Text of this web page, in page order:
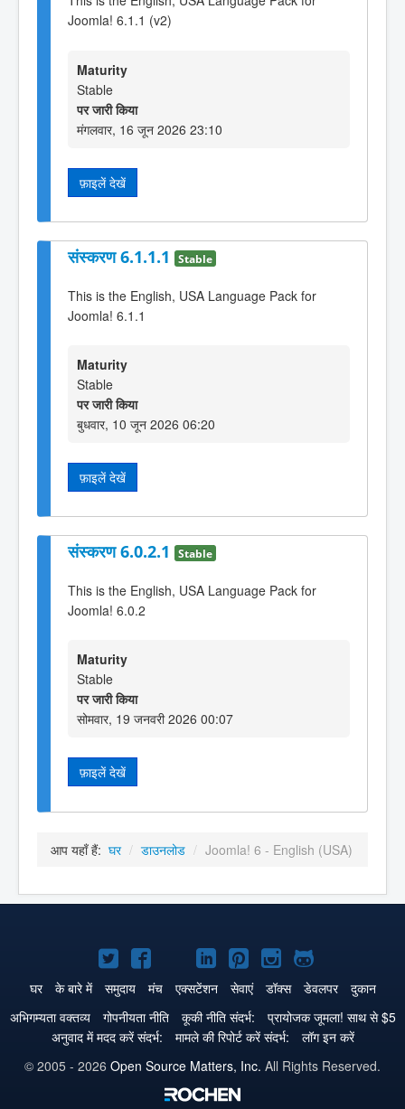
Joomla! 6.1.1 (v2)
Maturity
Stable
पर जारी किया
मंगलवार, 16 जून 2026 23:10
फ़ाइलें देखें
संस्करण 6.1.1.1 Stable
This is the English, USA Language Pack for
Joomla! 6.1.1
Maturity
Stable
पर जारी किया
बुधवार, 10 जून 2026 06:20
फ़ाइलें देखें
संस्करण 6.0.2.1 Stable
This is the English, USA Language Pack for
Joomla! 6.0.2
Maturity
Stable
पर जारी किया
सोमवार, 19 जनवरी 2026 00:07
फ़ाइलें देखें
आप यहाँ हैं: घर / डाउनलोड / Joomla! 6 - English (USA)
Joomla!
Twitter
पे
Joomla!
Facebook
पे
Joomla!
GitHub
Joomla!
LinkedIn
पे
Joomla!
Pinterest
पे
Joomla!
Instagram
पे
Joomla!
GitHub
पे
घर के बारे में समुदाय मंच एक्सटेंशन सेवाएं डॉक्स डेवलपर
दुकान
अभिगम्यता वक्तव्य
गोपनीयता नीति कूकी नीति संदर्भ:
प्रायोजक जूमला! साथ से $5
अनुवाद में मदद करें संदर्भ:
मामले की रिपोर्ट करें संदर्भ:
लॉग इन करें
© 2005 - 2026 Open Source Matters, Inc. All Rights Reserved.